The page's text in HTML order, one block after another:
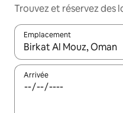
Trouvez et réservez des
Emplacement
Quand les résultats sont
Arrivée